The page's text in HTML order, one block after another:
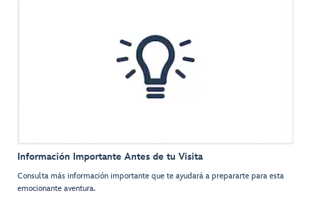
Información Importante Antes de tu Visita
Consulta más información importante que te ayudará a prepararte para esta
emocionante aventura.